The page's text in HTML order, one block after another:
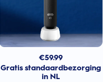
€59.99
Gratis standaardbezorging
in NL